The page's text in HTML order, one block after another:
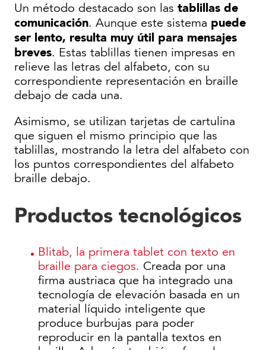
Un método destacado son las tablillas de
comunicación. Aunque este sistema puede
ser lento, resulta muy útil para mensajes
breves. Estas tablillas tienen impresas en
relieve las letras del alfabeto, con su
correspondiente representación en braille
debajo de cada una.
Asimismo, se utilizan tarjetas de cartulina
que siguen el mismo principio que las
tablillas, mostrando la letra del alfabeto con
los puntos correspondientes del alfabeto
braille debajo.
Productos tecnológicos
Blitab, la primera tablet con texto en
braille para ciegos. Creada por una
firma austriaca que ha integrado una
tecnología de elevación basada en un
material líquido inteligente que
produce burbujas para poder
reproducir en la pantalla textos en